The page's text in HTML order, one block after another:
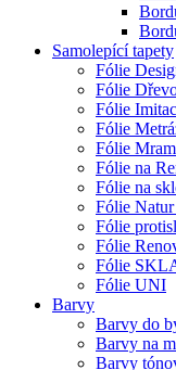
Samolepící tapety
Fólie
Fólie
Fólie
Fólie
Fólie
Fólie na
Fólie na
Fólie
Fólie
Fólie
Fólie
Fólie UNI
Barvy
Barvy do
Barvy na
Barvy